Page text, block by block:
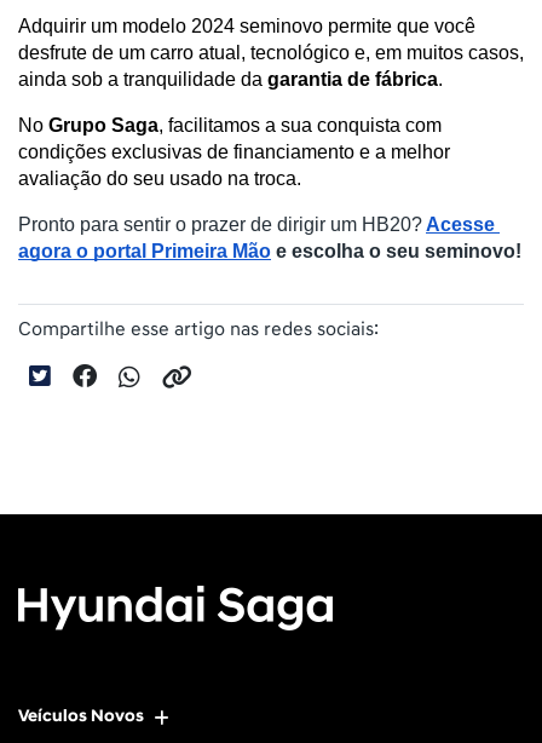
Adquirir um modelo 2024 seminovo permite que você
desfrute de um carro atual, tecnológico e, em muitos casos,
ainda sob a tranquilidade da garantia de fábrica.
No Grupo Saga, facilitamos a sua conquista com
condições exclusivas de financiamento e a melhor
avaliação do seu usado na troca.
Pronto para sentir o prazer de dirigir um HB20?Acesse
agora o portal Primeira Mão e escolha o seu seminovo!
Compartilhe esse artigo nas redes sociais:
Veículos Novos